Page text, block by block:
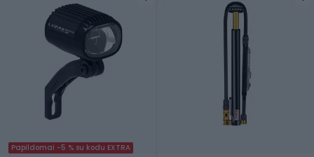
Papildomai -5 % su kodu EXTRA